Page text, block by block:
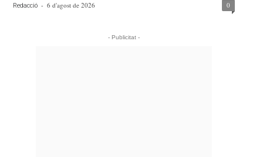
Redacció - 6 d'agost de 2026 0
- Publicitat -